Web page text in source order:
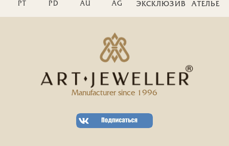
PT PD AU AG ЭКСКЛЮЗИВ АТЕЛЬЕ
Manufacturer since 1996